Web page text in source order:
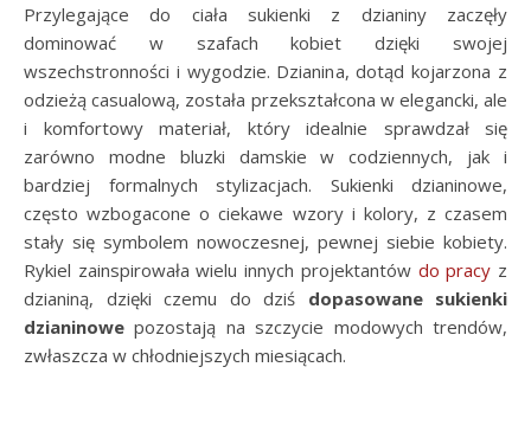
Przylegające do ciała sukienki z dzianiny zaczęły
dominować w szafach kobiet dzięki swojej
wszechstronności i wygodzie. Dzianina, dotąd kojarzona z
odzieżą casualową, została przekształcona w elegancki, ale
i komfortowy materiał, który idealnie sprawdzał się
zarówno modne bluzki damskie w codziennych, jak i
bardziej formalnych stylizacjach. Sukienki dzianinowe,
często wzbogacone o ciekawe wzory i kolory, z czasem
stały się symbolem nowoczesnej, pewnej siebie kobiety.
Rykiel zainspirowała wielu innych projektantów do pracy z
dzianiną, dzięki czemu do dziś dopasowane sukienki
dzianinowe pozostają na szczycie modowych trendów,
zwłaszcza w chłodniejszych miesiącach.